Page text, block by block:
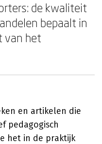
de kwaliteit
bepaalt in
van het
en artikelen die
pedagogisch
het in de praktijk